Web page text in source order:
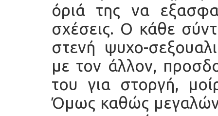
όριά της να
σχέσεις. Ο κάθε
στενή ψυχο-
με τον άλλον,
του για στοργή,
Όμως καθώς